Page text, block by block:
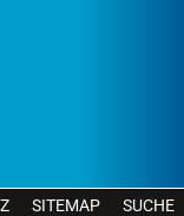
SITEMAP SUCHE